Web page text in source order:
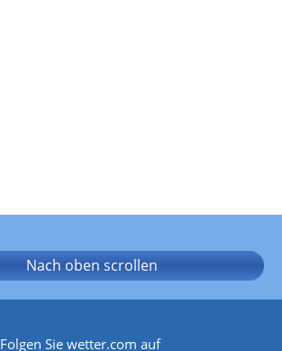
Nach oben scrollen
Folgen Sie wetter.com auf